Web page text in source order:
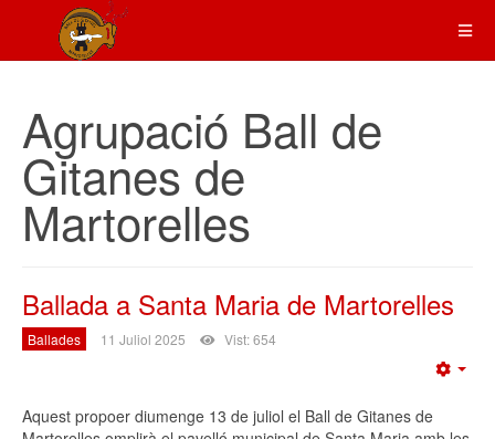
Agrupació Ball de
Gitanes de
Martorelles
Ballada a Santa Maria de Martorelles
Ballades 11 Juliol 2025 Vist: 654
Aquest propoer diumenge 13 de juliol el Ball de Gitanes de